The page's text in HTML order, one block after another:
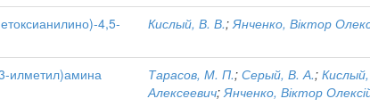
4,5-
Кислый, В. В.;Янченко, Віктор
илметил)амина Тарасов, М. П.; Серый, В. А.;
Алексеевич;Янченко, Віктор